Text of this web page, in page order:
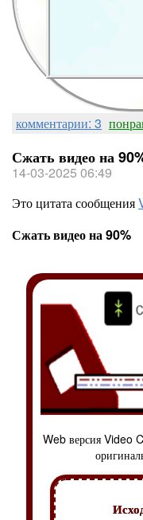
комментарии: 3
Сжать видео на
14-03-2025 06:49
Это цитата сообщения
Сжать видео на 90%
Web версия Video